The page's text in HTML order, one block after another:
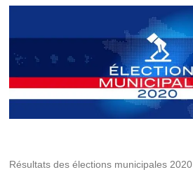
Résultats des élections municipales